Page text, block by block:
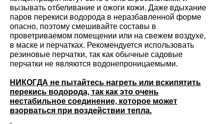
вызывать отбеливание и ожоги кожи. Даже вдыхание
паров перекиси водорода в неразбавленной форме
опасно, поэтому смешивайте составы в
проветриваемом помещении или на свежем воздухе,
в маске и перчатках. Рекомендуется использовать
резиновые перчатки, так как обычные садовые
перчатки не являются водонепроницаемыми.
НИКОГДА не пытайтесь нагреть или вскипятить
перекись водорода, так как это очень
нестабильное соединение, которое может
взорваться при воздействии тепла.